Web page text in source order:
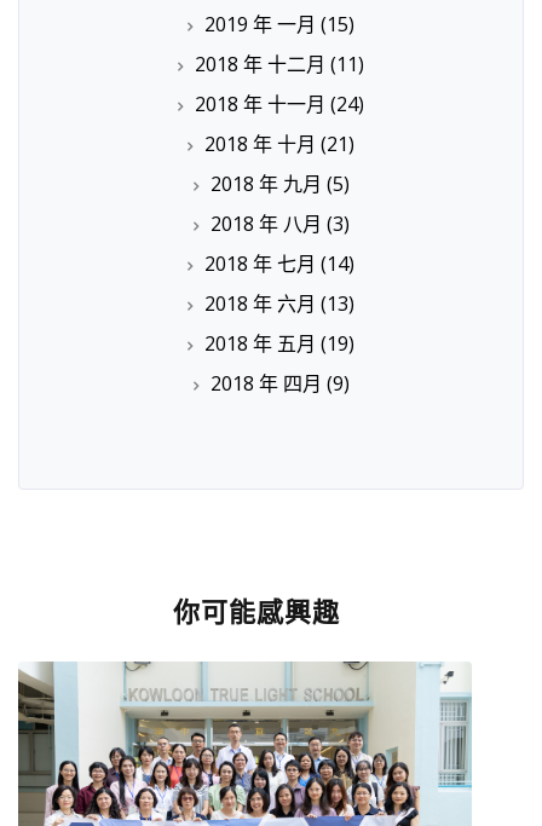
2019 年 一月 (15)
2018 年 十二月 (11)
2018 年 十一月 (24)
2018 年 十月 (21)
2018 年 九月 (5)
2018 年 八月 (3)
2018 年 七月 (14)
2018 年 六月 (13)
2018 年 五月 (19)
2018 年 四月 (9)
你可能感興趣